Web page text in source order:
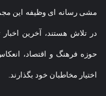
مشی رسانه ای وظیفه این
در تلاش هستند، آخرین
حوزه فرهنگ و اقتصاد،
اختیار مخاطبان خود بگذارند.